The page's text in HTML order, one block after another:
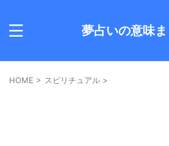
夢占いの意味
HOME > スピリチュアル >